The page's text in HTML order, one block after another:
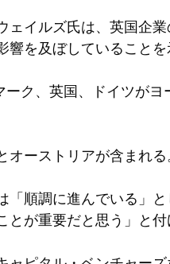
イルズ氏は、英国企
を及ぼしていることを
ク、英国、ドイツが
ーストリアが含まれる
順調に進んでいる」
が重要だと思う」と付